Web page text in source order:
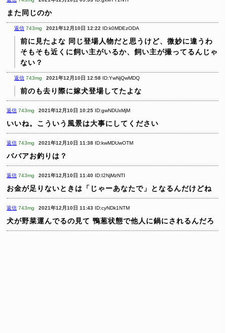
また同じのか
返信 743mg 2021年12月10日 12:22 ID:k0MDEzODA
前に見たよな 同じ登場人物だと思うけど、微妙に違うわ
そもそも近くに飼い主がいるか、飼い主が撮ってるんじゃ
ない？
返信 743mg 2021年12月10日 12:58 ID:YwNjQwMDQ
前のも去り際に嫁犬登場してたよな
返信 743mg 2021年12月10日 10:25 ID:gwNDUxMjM
いいね。こういう風景は大事にしてください
返信 743mg 2021年12月10日 11:38 ID:kwMDUwOTM
ババアお釣りは？
返信 743mg 2021年12月10日 11:40 ID:I2NjMzNTI
お金が足りないときは「じゃーあなたで」となるんだけどね
返信 743mg 2021年12月10日 11:43 ID:cyNDk1NTM
犬が野菜運んでるの見て 鴨葱状態で他人に鍋にされるんだろ